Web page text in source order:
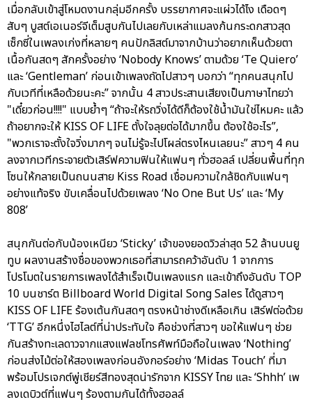
เมื่อกลับเข้าสู่โหมดงานกลุ่มอีกครั้ง บรรยากาศจะแผ่วได้ไง เดือดๆ
สับๆ บูสต์เอเนอร์จีเต็มสูบกันไปเลยกับเหล่าแมลงก้นกระดกสาวสุด
เซ็กซี่ในเพลงเก่งที่หลายๆ คนปักลิสต์มาจากบ้านว่าอยากเห็นด้วยตา
เนื้อกันสดๆ สักครั้งอย่าง ‘Nobody Knows’ ตามด้วย ‘Te Quiero’
และ ‘Gentleman’ ก่อนเข้าเพลงถัดไปสาวๆ บอกว่า “ทุกคนสนุกไป
กับเวทีที่เหลือด้วยนะคะ” จากนั้น 4 สาวประสานเสียงเป็นภาษาไทยว่า
"เดี๋ยวก่อน!!!!" แบบย้ำๆ “ถ้าจะให้รถวิ่งได้ดีก็ต้องใช้น้ำมันใช่ไหมคะ แล้ว
ถ้าอยากจะให้ KISS OF LIFE ตั้งใจลุยต่อได้มากขึ้น ต้องใช้อะไร”,
"พวกเราจะตั้งใจวิ่งมากๆ จนไม่รู้จะไปโผล่ตรงไหนเลยนะ” สาวๆ 4 คน
ลงจากเวทีกระจายตัวเสิร์ฟความฟินให้แฟนๆ ทั่วฮอลล์ เปลี่ยนพื้นที่ทุก
โซนให้กลายเป็นถนนสาย Kiss Road เชื่อมความใกล้ชิดกับแฟนๆ
อย่างแท้จริง ขับเคลื่อนไปด้วยเพลง ‘No One But Us’ และ ‘My
808’
สนุกกันต่อกับน้องเหนียว ‘Sticky’ เจ้าของยอดวิวล่าสุด 52 ล้านบนยู
ทูบ ผลงานสร้างชื่อของพวกเธอที่สามารถคว้าอันดับ 1 จากการ
โปรโมตในรายการเพลงได้สำเร็จเป็นเพลงแรก และเข้าถึงอันดับ TOP
10 บนชาร์ต Billboard World Digital Song Sales ได้ดูสาวๆ
KISS OF LIFE ร้องเต้นกันสดๆ ตรงหน้าช่างดีเหลือเกิน เสิร์ฟต่อด้วย
‘TTG’ อีกหนึ่งไฮไลต์ที่น่าประทับใจ คือช่วงที่สาวๆ ขอให้แฟนๆ ช่วย
กันสร้างทะเลดาวจากแสงแฟลชโทรศัพท์มือถือในเพลง ‘Nothing’
ก่อนส่งไม้ต่อให้สองเพลงก่อนอังกอร์อย่าง ‘Midas Touch’ ที่มา
พร้อมโปรเจกต์พู่เชียร์สีทองสุดน่ารักจาก KISSY ไทย และ ‘Shhh’ เพ
ลงเดบิวต์ที่แฟนๆ ร้องตามกันได้ทั้งฮอลล์